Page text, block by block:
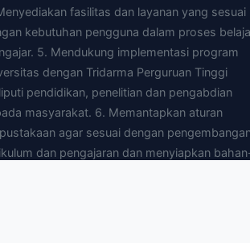
fasilitas dan layanan yang sesuai
kebutuhan pengguna dalam proses
5. Mendukung implementasi program
dengan Tridarma Perguruan Tinggi
pendidikan, penelitian dan pengabdian
masyarakat. 6. Memantapkan aturan
agar sesuai dengan
dan pengajaran dan menyiapkan